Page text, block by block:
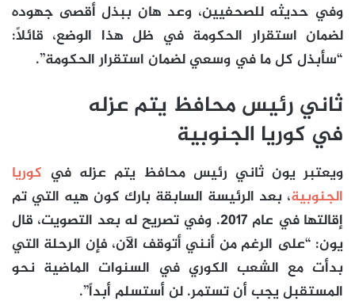
وفي حديثه للصحفيين، وعد هان ببذل أقصى جهوده
لضمان استقرار الحكومة في ظل هذا الوضع، قائلاً:
“سأبذل كل ما في وسعي لضمان استقرار الحكومة”.
ثاني رئيس محافظ يتم عزله
في كوريا الجنوبية
ويعتبر يون ثاني رئيس محافظ يتم عزله في كوريا
الجنوبية، بعد الرئيسة السابقة بارك كون هيه التي تم
إقالتها في عام 2017. وفي تصريح له بعد التصويت، قال
يون: “على الرغم من أنني أتوقف الآن، فإن الرحلة التي
بدأت مع الشعب الكوري في السنوات الماضية نحو
المستقبل يجب أن تستمر. لن أستسلم أبداً”.